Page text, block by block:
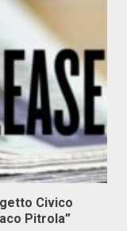
Civico
Pitrola”